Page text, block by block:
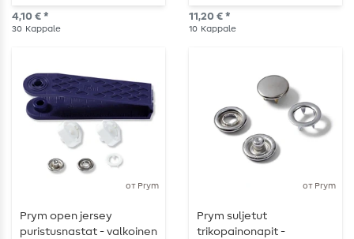
4,10 € *
30 Kappale
antiikkimessinki - 12 mm -
työkalulla ja kiinnikkeillä -
11,20 € *
10 Kappale
от Prym
Prym open jersey
puristusnastat - valkoinen
от Prym
Prym suljetut
trikopainonapit -